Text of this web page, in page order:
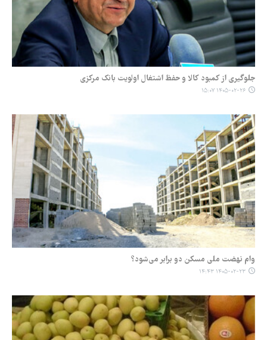
جلوگیری از کمبود کالا و حفظ اشتغال اولویت بانک مرکزی
۱۴۰۵-۰۲-۲۶ ۱۵:۰۷
وام نهضت ملی مسکن دو برابر می‌شود؟
۱۴۰۵-۰۲-۲۳ ۱۴:۴۳